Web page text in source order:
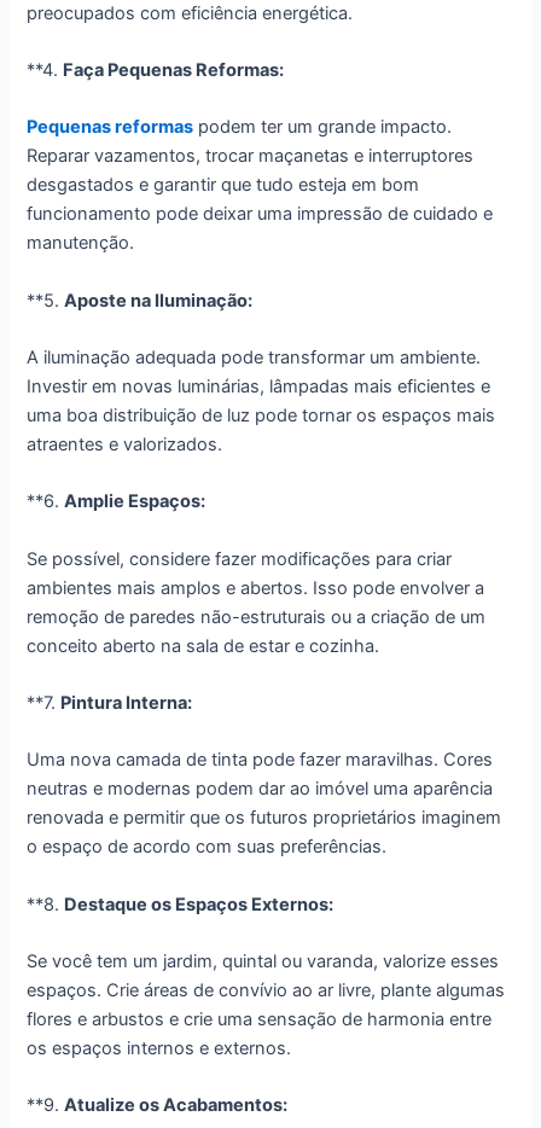
preocupados com eficiência energética.
**4. Faça Pequenas Reformas:
Pequenas reformas podem ter um grande impacto.
Reparar vazamentos, trocar maçanetas e interruptores
desgastados e garantir que tudo esteja em bom
funcionamento pode deixar uma impressão de cuidado e
manutenção.
**5.Aposte na Iluminação:
A iluminação adequada pode transformar um ambiente.
Investir em novas luminárias, lâmpadas mais eficientes e
uma boa distribuição de luz pode tornar os espaços mais
atraentes e valorizados.
**6.Amplie Espaços:
Se possível, considere fazer modificações para criar
ambientes mais amplos e abertos. Isso pode envolver a
remoção de paredes não-estruturais ou a criação de um
conceito aberto na sala de estar e cozinha.
**7. Pintura Interna:
Uma nova camada de tinta pode fazer maravilhas. Cores
neutras e modernas podem dar ao imóvel uma aparência
renovada e permitir que os futuros proprietários imaginem
o espaço de acordo com suas preferências.
**8. Destaque os Espaços Externos:
Se você tem um jardim, quintal ou varanda, valorize esses
espaços. Crie áreas de convívio ao ar livre, plante algumas
flores e arbustos e crie uma sensação de harmonia entre
os espaços internos e externos.
**9.Atualize os Acabamentos: